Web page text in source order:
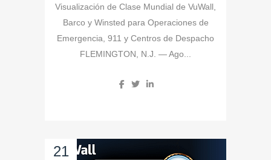
Visualización de Clase Mundial de VuWall,
Barco y Winsted para Operaciones de
Emergencia, 911 y Centros de Despacho
FLEMINGTON, N.J. — Ago...
21